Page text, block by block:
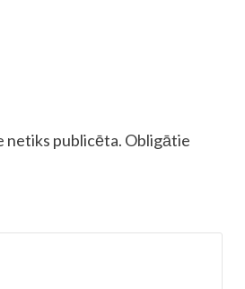
netiks publicēta. Obligātie